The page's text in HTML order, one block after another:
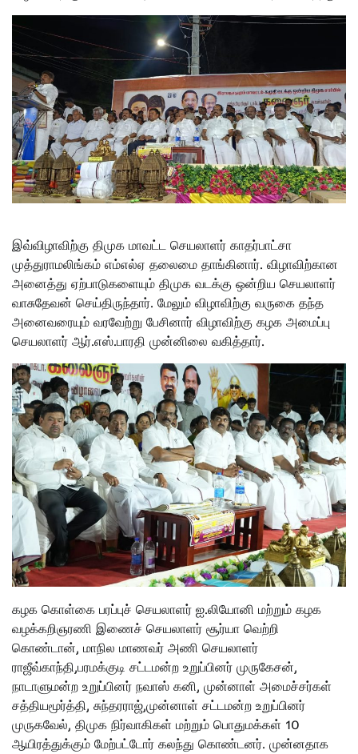
இவ்விழாவிற்கு திமுக மாவட்ட செயலாளர் காதர்பாட்சா
முத்துராமலிங்கம் எம்எல்ஏ தலைமை தாங்கினார். விழாவிற்கான
அனைத்து ஏற்பாடுகளையும் திமுக வடக்கு ஒன்றிய செயலாளர்
வாசுதேவன் செய்திருந்தார். மேலும் விழாவிற்கு வருகை தந்த
அனைவரையும் வரவேற்று பேசினார் விழாவிற்கு கழக அமைப்பு
செயலாளர் ஆர்.எஸ்.பாரதி முன்னிலை வகித்தார்.
கழக கொள்கை பரப்புச் செயலாளர் ஐ.லியோனி மற்றும் கழக
வழக்கறிஞரணி இணைச் செயலாளர் சூர்யா வெற்றி
கொண்டான், மாநில மாணவர் அணி செயலாளர்
ராஜீவ்காந்தி,பரமக்குடி சட்டமன்ற உறுப்பினர் முருகேசன்,
நாடாளுமன்ற உறுப்பினர் நவாஸ் கனி, முன்னாள் அமைச்சர்கள்
சத்தியமூர்த்தி, சுந்தரராஜ்,முன்னாள் சட்டமன்ற உறுப்பினர்
முருகவேல், திமுக நிர்வாகிகள் மற்றும் பொதுமக்கள் 10
ஆயிரத்துக்கும் மேற்பட்டோர் கலந்து கொண்டனர். முன்னதாக